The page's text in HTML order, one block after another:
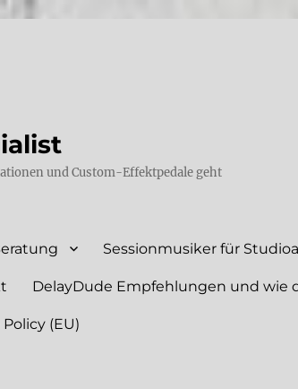
und Custom-Effektpedale geht
Sessionmusiker für
DelayDude Empfehlungen und wie
(EU)